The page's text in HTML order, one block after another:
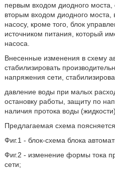
первым входом диодного моста,
вторым входом диодного моста,
насосу, кроме того, блок
источником питания, который
насоса.
Внесенные изменения в схему
стабилизировать
напряжения сети,
давление воды при малых
остановку работы, защиту по
наличия протока воды
Предлагаемая схема
Фиг.1 - блок-схема блока
Фиг.2 - изменение формы тока
сети;